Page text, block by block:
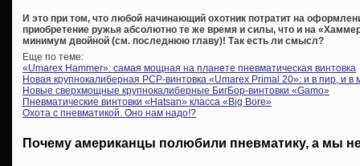
И это при том, что любой начинающий охотник потратит на
приобретение ружья абсолютно те же время и силы, что и на
минимум двойной (см. последнюю главу)! Так есть ли смысл?
Еще по теме:
«Umarex Hammer»: самая мощная на планете пневматическая винтовка
Новая крупнокалиберная PCP-винтовка «Umarex Primal 20»: и в пир, и в
Новые сверхмощные крупнокалиберные БигБор-винтовки «Gamo»
Пневматические винтовки «Hatsan» класса «Big Bore»
Охота с пневматикой. Оно нам надо!?
Почему американцы полюбили пневматику, а мы